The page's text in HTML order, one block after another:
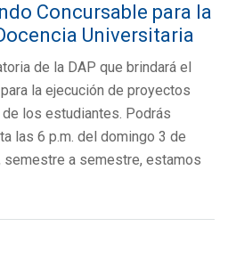
Concursable para la
Universitaria
de la DAP que brindará el
la ejecución de proyectos
los estudiantes. Podrás
las 6 p.m. del domingo 3 de
semestre a semestre, estamos